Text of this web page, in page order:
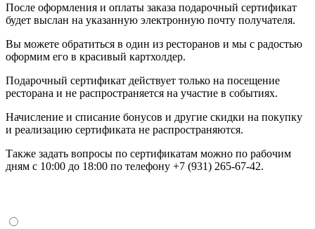
После оформления и оплаты заказа подарочный сертификат
будет выслан на указанную электронную почту получателя.
Вы можете обратиться в один из ресторанов и мы с радостью
оформим его в красивый картхолдер.
Подарочный сертификат действует только на посещение
ресторана и не распространяется на участие в событиях.
Начисление и списание бонусов и другие скидки на покупку
и реализацию сертификата не распространяются.
Также задать вопросы по сертификатам можно по рабочим
дням с 10:00 до 18:00 по телефону +7 (931) 265-67-42.